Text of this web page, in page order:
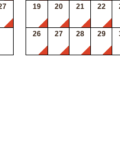
19 20 21 22
26 27 28 29